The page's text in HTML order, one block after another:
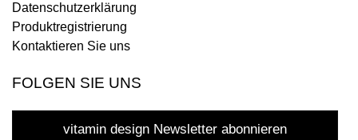
Datenschutzerklärung
Produktregistrierung
Kontaktieren Sie uns
FOLGEN SIE UNS
vitamin design Newsletter abonnieren